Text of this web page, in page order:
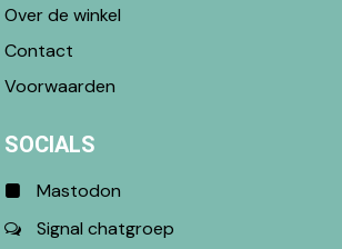
Over de winkel
Contact
Voorwaarden
SOCIALS
Mastodon
Signal chatgroep